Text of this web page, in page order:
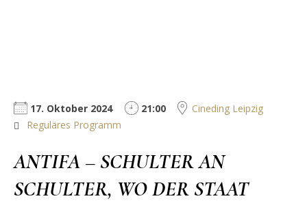
17. Oktober 2024 21:00
Cineding Leipzig
Reguläres Programm
ANTIFA – SCHULTER AN
SCHULTER, WO DER STAAT